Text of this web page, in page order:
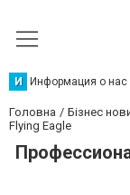
И Информация о нас
Головна Бізнес
Flying Eagle